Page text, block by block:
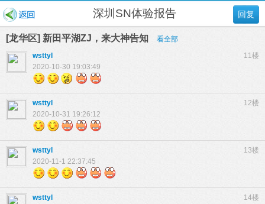
回复
深圳SN体验报告
[龙华区] 新田平湖ZJ，来大神告知
看全部
11楼
wsttyl
2020-10-30 19:03:49
12楼
wsttyl
2020-10-31 19:26:12
13楼
wsttyl
2020-11-1 22:37:45
14楼
wsttyl